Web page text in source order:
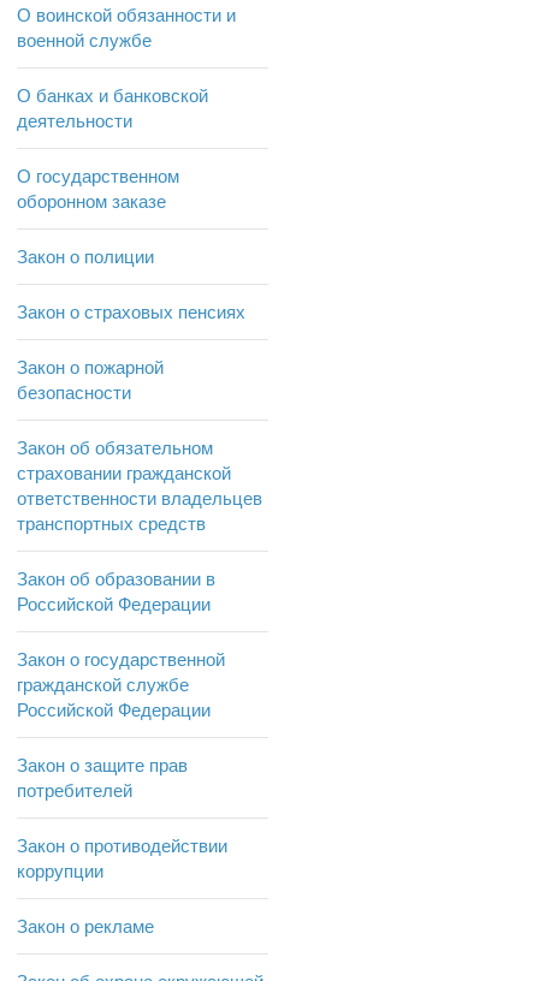
О воинской обязанности и
военной службе
О банках и банковской
деятельности
О государственном
оборонном заказе
Закон о полиции
Закон о страховых пенсиях
Закон о пожарной
безопасности
Закон об обязательном
страховании гражданской
ответственности владельцев
транспортных средств
Закон об образовании в
Российской Федерации
Закон о государственной
гражданской службе
Российской Федерации
Закон о защите прав
потребителей
Закон о противодействии
коррупции
Закон о рекламе